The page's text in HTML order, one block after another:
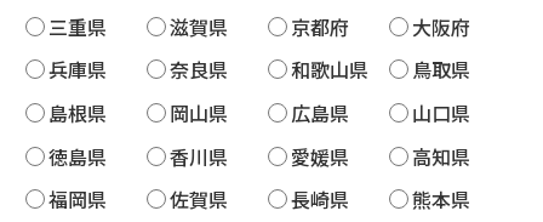
三重県
滋賀県 京都府
大阪府
兵庫県
奈良県 和歌山県
鳥取県
島根県
岡山県 広島県
山口県
徳島県
香川県 愛媛県
高知県
福岡県
佐賀県 長崎県
熊本県